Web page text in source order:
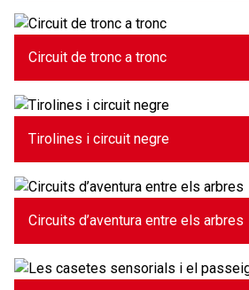
Circuit de tronc a tronc
Tirolines i circuit negre
Circuits d’aventura entre els arbres